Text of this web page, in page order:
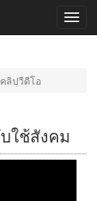
คลิปวีดีโอ
ใช้สังคม